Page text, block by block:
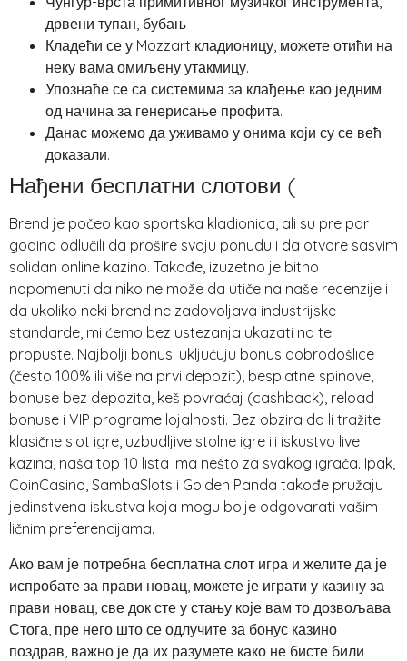
дрвени тупан, бубањ
Кладећи се у Mozzart кладионицу, можете отићи на
неку вама омиљену утакмицу.
Упознаће се са системима за клађење као једним
од начина за генерисање профита.
Данас можемо да уживамо у онима који су се већ
доказали.
Нађени бесплатни слотови (
Brend je počeo kao sportska kladionica, ali su pre par
godina odlučili da prošire svoju ponudu i da otvore sasvim
solidan online kazino. Takođe, izuzetno je bitno
napomenuti da niko ne može da utiče na naše recenzije i
da ukoliko neki brend ne zadovoljava industrijske
standarde, mi ćemo bez ustezanja ukazati na te
propuste. Najbolji bonusi uključuju bonus dobrodošlice
(često 100% ili više na prvi depozit), besplatne spinove,
bonuse bez depozita, keš povraćaj (cashback), reload
bonuse i VIP programe lojalnosti. Bez obzira da li tražite
klasične slot igre, uzbudljive stolne igre ili iskustvo live
kazina, naša top 10 lista ima nešto za svakog igrača. Ipak,
CoinCasino, SambaSlots i Golden Panda takođe pružaju
jedinstvena iskustva koja mogu bolje odgovarati vašim
ličnim preferencijama.
Ако вам је потребна бесплатна слот игра и желите да је
испробате за прави новац, можете је играти у казину за
прави новац, све док сте у стању које вам то дозвољава.
Стога, пре него што се одлучите за бонус казино
поздрав, важно је да их разумете како не бисте били